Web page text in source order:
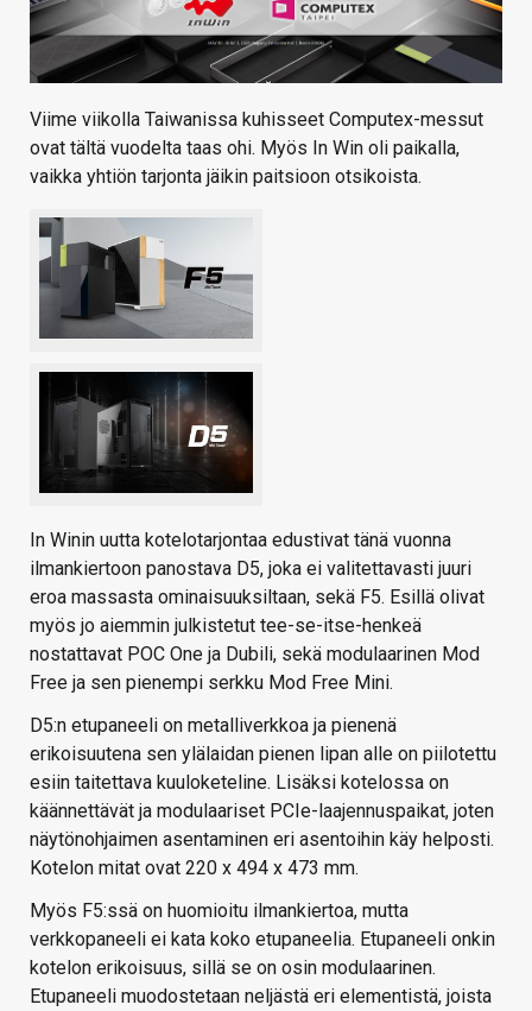
Viime viikolla Taiwanissa kuhisseet Computex-messut
ovat tältä vuodelta taas ohi. Myös In Win oli paikalla,
vaikka yhtiön tarjonta jäikin paitsioon otsikoista.
In Winin uutta kotelotarjontaa edustivat tänä vuonna
ilmankiertoon panostava D5, joka ei valitettavasti juuri
eroa massasta ominaisuuksiltaan, sekä F5. Esillä olivat
myös jo aiemmin julkistetut tee-se-itse-henkeä
nostattavat POC One ja Dubili, sekä modulaarinen Mod
Free ja sen pienempi serkku Mod Free Mini.
D5:n etupaneeli on metalliverkkoa ja pienenä
erikoisuutena sen ylälaidan pienen lipan alle on piilotettu
esiin taitettava kuuloketeline. Lisäksi kotelossa on
käännettävät ja modulaariset PCIe-laajennuspaikat, joten
näytönohjaimen asentaminen eri asentoihin käy helposti.
Kotelon mitat ovat 220 x 494 x 473 mm.
Myös F5:ssä on huomioitu ilmankiertoa, mutta
verkkopaneeli ei kata koko etupaneelia. Etupaneeli onkin
kotelon erikoisuus, sillä se on osin modulaarinen.
Etupaneeli muodostetaan neljästä eri elementistä, joista